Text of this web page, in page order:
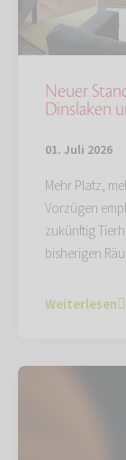
Neuer
Dinslaken
01. Juli 2026
Mehr Platz,
Vorzügen
zukünftig
bisherigen
Weiterlesen